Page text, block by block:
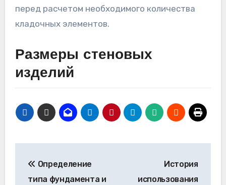
перед расчетом необходимого количества
кладочных элементов.
Размеры стеновых
изделий
по
Определение
типа фундамента и
История
использования